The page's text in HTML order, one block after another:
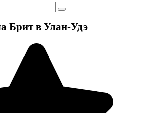
Брит в Улан-Удэ